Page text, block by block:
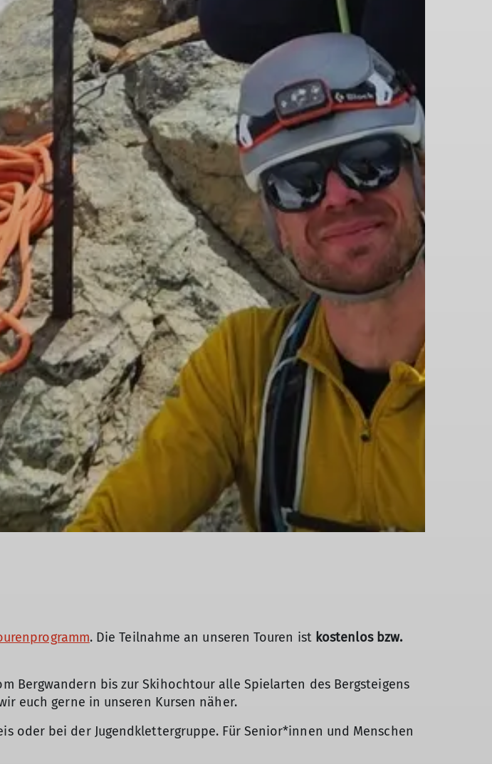
. Die Teilnahme an unseren Touren ist kostenlos bzw.
Bergwandern bis zur Skihochtour alle Spielarten des Bergsteigens
euch gerne in unseren Kursen näher.
oder bei der Jugendklettergruppe. Für Senior*innen und Menschen